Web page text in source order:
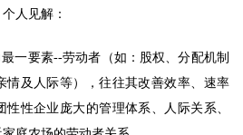
人见解：
一要素--劳动者（如：股权、分配机制
情及人际等），往往其改善效率、速率
性企业庞大的管理体系、人际关系、